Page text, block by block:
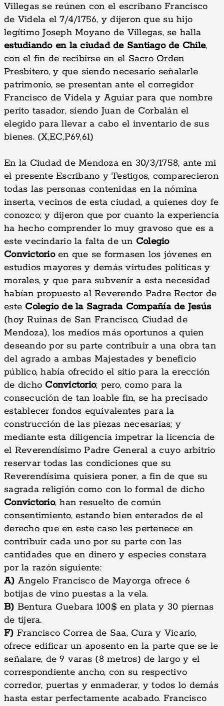
Villegas se reúnen con el escribano Francisco
de Videla el 7/4/1756, y dijeron que su hijo
legítimo Joseph Moyano de Villegas, se halla
estudiando en la ciudad de Santiago de Chile,
con el fin de recibirse en el Sacro Orden
Presbítero, y que siendo necesario señalarle
patrimonio, se presentan ante el corregidor
Francisco de Videla y Aguiar para que nombre
perito tasador, siendo Juan de Corbalán el
elegido para llevar a cabo el inventario de sus
bienes. (X,EC,P69,61)
En la Ciudad de Mendoza en 30/3/1758, ante mi
el presente Escribano y Testigos, comparecieron
todas las personas contenidas en la nómina
inserta, vecinos de esta ciudad, a quienes doy fe
conozco; y dijeron que por cuanto la experiencia
ha hecho comprender lo muy gravoso que es a
este vecindario la falta de un Colegio
Convictorioen que se formasen los jóvenes en
estudios mayores y demás virtudes políticas y
morales, y que para subvenir a esta necesidad
habían propuesto al Reverendo Padre Rector de
este Colegio de la Sagrada Compañía de Jesús
(hoy Ruinas de San Francisco, Ciudad de
Mendoza), los medios más oportunos a quien
deseando por su parte contribuir a una obra tan
del agrado a ambas Majestades y beneficio
público, había ofrecido el sitio para la erección
de dicho Convictorio; pero, como para la
consecución de tan loable fin, se ha precisado
establecer fondos equivalentes para la
construcción de las piezas necesarias; y
mediante esta diligencia impetrar la licencia de
el Reverendísimo Padre General a cuyo arbitrio
reservar todas las condiciones que su
Reverendísima quisiera poner, a fin de que su
sagrada religión como con lo formal de dicho
Convictorio, han resuelto de común
consentimiento, estando bien enterados de el
derecho que en este caso les pertenece en
contribuir cada uno por su parte con las
cantidades que en dinero y especies constara
por la razón siguiente:
A) Angelo Francisco de Mayorga ofrece 6
botijas de vino puestas a la vela.
B) Bentura Guebara 100$ en plata y 30 piernas
de tijera.
F) Francisco Correa de Saa, Cura y Vicario,
ofrece edificar un aposento en la parte que se le
señalare, de 9 varas (8 metros) de largo y el
correspondiente ancho, con su respectivo
corredor, puertas y enmaderar, y todos lo demás
hasta estar perfectamente acabado. Francisco